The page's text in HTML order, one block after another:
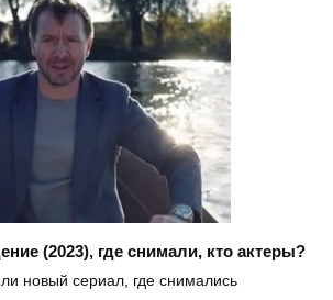
(2023), где снимали, кто актеры?
новый сериал, где снимались